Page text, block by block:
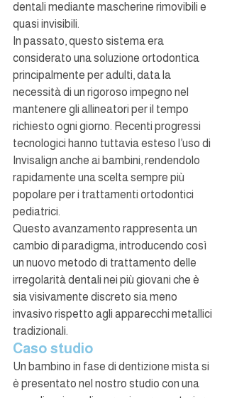
dentali mediante mascherine rimovibili e
quasi invisibili.
In passato, questo sistema era
considerato una soluzione ortodontica
principalmente per adulti, data la
necessità di un rigoroso impegno nel
mantenere gli allineatori per il tempo
richiesto ogni giorno. Recenti progressi
tecnologici hanno tuttavia esteso l’uso di
Invisalign anche ai bambini, rendendolo
rapidamente una scelta sempre più
popolare per i trattamenti ortodontici
pediatrici.
Questo avanzamento rappresenta un
cambio di paradigma, introducendo così
un nuovo metodo di trattamento delle
irregolarità dentali nei più giovani che è
sia visivamente discreto sia meno
invasivo rispetto agli apparecchi metallici
tradizionali.
Caso studio
Un bambino in fase di dentizione mista si
è presentato nel nostro studio con una